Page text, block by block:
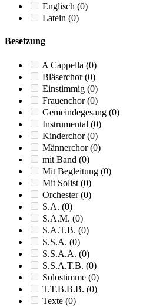
Englisch (0)
Latein (0)
Besetzung
A Cappella (0)
Bläserchor(0)
Einstimmig (0)
Frauenchor(0)
Gemeindegesang (0)
Instrumental (0)
Kinderchor(0)
Männerchor(0)
mit Band (0)
Mit Begleitung (0)
Mit Solist (0)
Orchester(0)
S.A. (0)
S.A.M. (0)
S.A.T.B. (0)
S.S.A. (0)
S.S.A.A. (0)
S.S.A.T.B. (0)
Solostimme (0)
T.T.B.B.B. (0)
Texte (0)